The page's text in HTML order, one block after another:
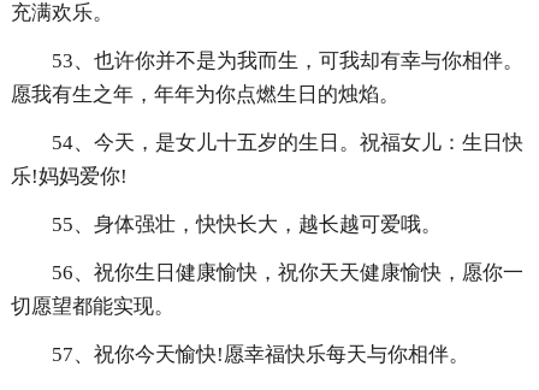
充满欢乐。
53、也许你并不是为我而生，可我却有幸与你相伴。
愿我有生之年，年年为你点燃生日的烛焰。
54、今天，是女儿十五岁的生日。祝福女儿：生日快
乐!妈妈爱你!
55、身体强壮，快快长大，越长越可爱哦。
56、祝你生日健康愉快，祝你天天健康愉快，愿你一
切愿望都能实现。
57、祝你今天愉快!愿幸福快乐每天与你相伴。